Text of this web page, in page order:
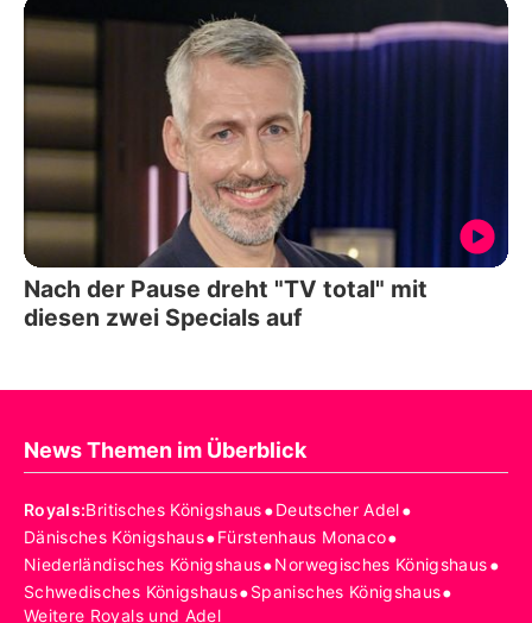
Nach der Pause dreht "TV total" mit
diesen zwei Specials auf
News Themen im Überblick
Royals:Britisches Königshaus•Deutscher Adel•
Dänisches Königshaus•Fürstenhaus Monaco•
Niederländisches Königshaus•Norwegisches Königshaus•
Schwedisches Königshaus•Spanisches Königshaus•
Weitere Royals und Adel